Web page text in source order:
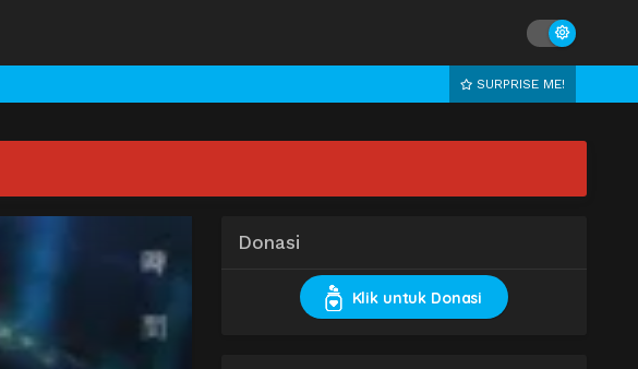
SURPRISE ME!
Donasi
Klik untuk Donasi